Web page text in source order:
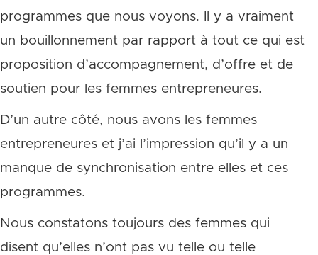
programmes que nous voyons. Il y a vraiment
un bouillonnement par rapport à tout ce qui est
proposition d’accompagnement, d’offre et de
soutien pour les femmes entrepreneures.
D’un autre côté, nous avons les femmes
entrepreneures et j’ai l’impression qu’il y a un
manque de synchronisation entre elles et ces
programmes.
Nous constatons toujours des femmes qui
disent qu’elles n’ont pas vu telle ou telle